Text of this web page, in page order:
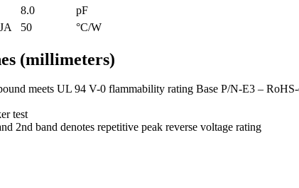
8.0
pF
50 °C/W
(millimeters)
meets UL 94 V-0 flammability rating Base P/N-E3 –
test
2nd band denotes repetitive peak reverse voltage rating